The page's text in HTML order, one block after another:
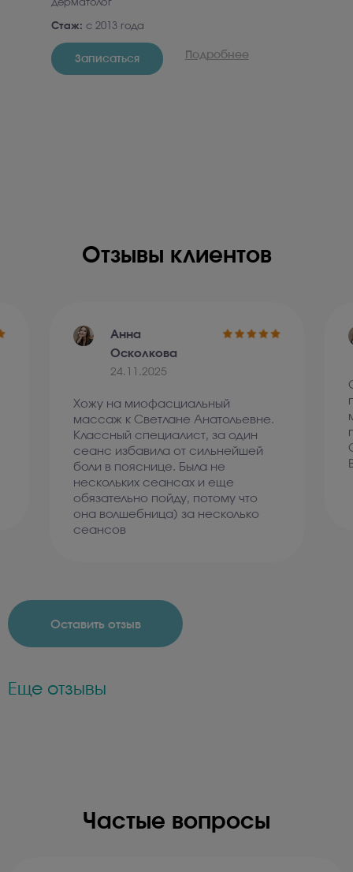
дерматолог
Стаж: с 2013 года
Записаться Подробнее
Отзывы клиентов
Анна
Осколкова
24.11.2025
Хожу на миофасциальный
массаж к Светлане Анатольевне.
Классный специалист, за один
сеанс избавила от сильнейшей
боли в пояснице. Была не
нескольких сеансах и еще
обязательно пойду, потому что
она волшебница) за несколько
сеансов
Оставить отзыв
Еще отзывы
Частые вопросы